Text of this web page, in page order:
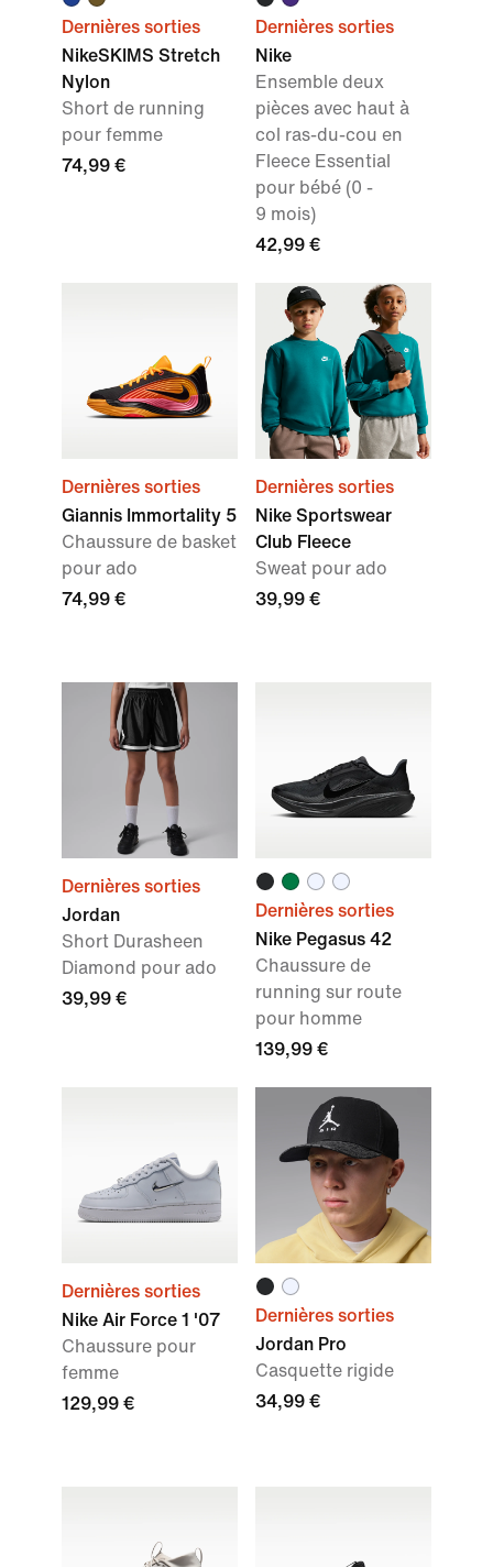
Dernières sorties
NikeSKIMS Stretch
Nylon
Short de running
pour femme
74,99 €
Dernières sorties
Nike
Ensemble deux
pièces avec haut à
col ras-du-cou en
Fleece Essential
pour bébé (0 -
9 mois)
42,99 €
Dernières sorties
Giannis Immortality 5
Chaussure de basket
pour ado
74,99 €
Dernières sorties
Nike Sportswear
Club Fleece
Sweat pour ado
39,99 €
Dernières sorties
Jordan
Short Durasheen
Diamond pour ado
39,99 €
Dernières sorties
Nike Pegasus 42
Chaussure de
running sur route
pour homme
139,99 €
Dernières sorties
Nike Air Force 1 '07
Chaussure pour
femme
129,99 €
Dernières sorties
Jordan Pro
Casquette rigide
34,99 €